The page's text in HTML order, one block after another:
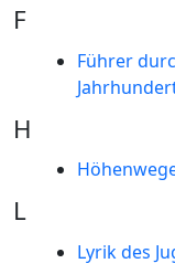
F
Führer
H
L
Lyrik des